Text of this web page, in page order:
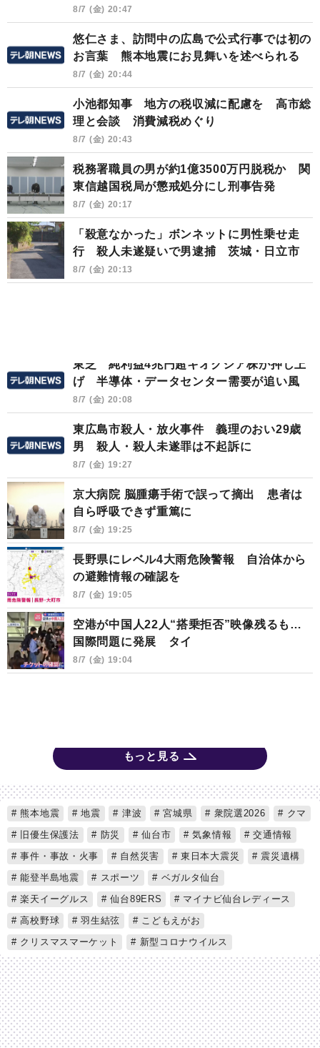
8/7 (金) 20:47
悠仁さま、訪問中の広島で公式行事では初の
お言葉 熊本地震にお見舞いを述べられる
8/7 (金) 20:44
小池都知事 地方の税収減に配慮を 高市総
理と会談 消費減税めぐり
8/7 (金) 20:43
税務署職員の男が約1億3500万円脱税か 関
東信越国税局が懲戒処分にし刑事告発
8/7 (金) 20:17
「殺意なかった」ボンネットに男性乗せ走
行 殺人未遂疑いで男逮捕 茨城・日立市
8/7 (金) 20:13
東芝 純利益4兆円超キオクシア株が押し上
げ 半導体・データセンター需要が追い風
8/7 (金) 20:08
東広島市殺人・放火事件 義理のおい29歳
男 殺人・殺人未遂罪は不起訴に
8/7 (金) 19:27
京大病院 脳腫瘍手術で誤って摘出 患者は
自ら呼吸できず重篤に
8/7 (金) 19:25
長野県にレベル4大雨危険警報 自治体から
の避難情報の確認を
8/7 (金) 19:05
空港が中国人22人“搭乗拒否”映像残るも…
国際問題に発展 タイ
8/7 (金) 19:04
もっと見る
熊本地震 地震 津波 宮城県 衆院選2026
クマ
旧優生保護法
防災 仙台市 気象情報
交通情報
事件・事故・火事
自然災害 東日本大震災
震災遺構
能登半島地震
スポーツ
ベガルタ仙台
楽天イーグルス
仙台89ERS
マイナビ仙台レディース
高校野球
羽生結弦
こどもえがお
クリスマスマーケット
新型コロナウイルス